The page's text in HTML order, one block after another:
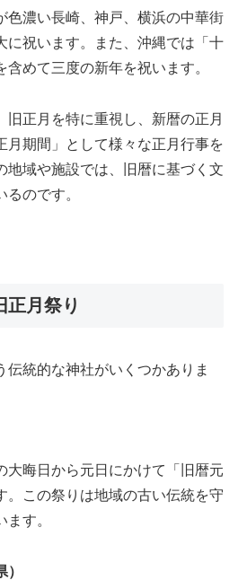
色濃い長崎、神戸、横浜の中華街
に祝います。また、沖縄では「十
めて三度の新年を祝います。
旧正月を特に重視し、新暦の正月
月期間」として様々な正月行事を
地域や施設では、旧暦に基づく文
のです。
正月祭り
伝統的な神社がいくつかありま
大晦日から元日にかけて「旧暦元
。この祭りは地域の古い伝統を守
す。